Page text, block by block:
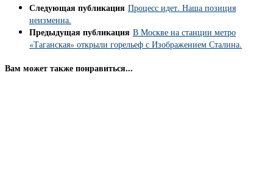
Следующая публикация Процесс идет. Наша позиция
неизменна.
Предыдущая публикация В Москве на станции метро
«Таганская» открыли горельеф с Изображением Сталина.
Вам может также понравиться...